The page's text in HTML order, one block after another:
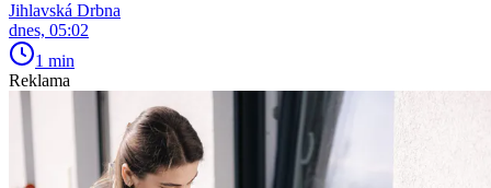
Jihlavská Drbna
dnes, 05:02
1 min
Reklama